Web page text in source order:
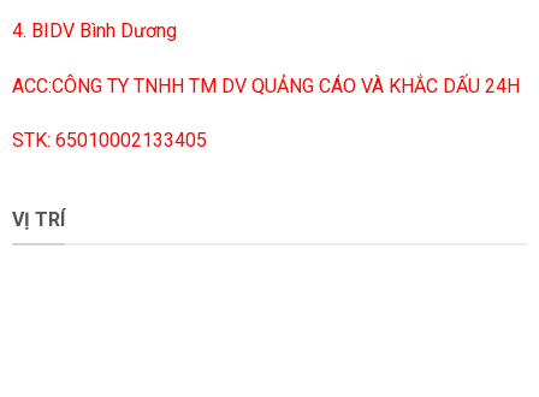
4. BIDV Bình Dương
ACC:CÔNG TY TNHH TM DV QUẢNG CÁO VÀ KHẮC DẤU 24H
STK: 65010002133405
VỊ TRÍ